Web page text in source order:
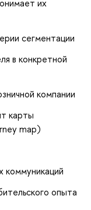
их
сегментации
в конкретной
компании
карты
map)
коммуникаций
опыта